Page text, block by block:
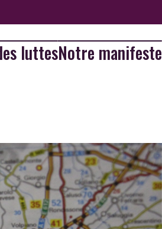
luttesNotre manifeste